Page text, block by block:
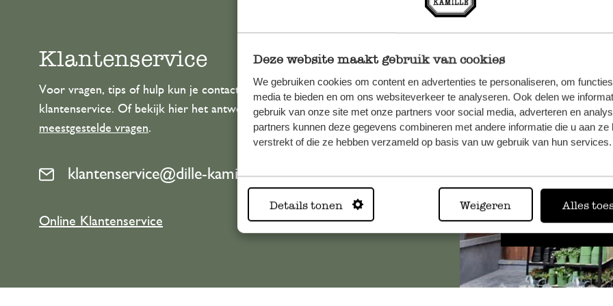
Deze website maakt gebruik van cookies
We gebruiken cookies om content en advertenties te personaliseren, om
media te bieden en om ons websiteverkeer te analyseren. Ook delen we
gebruik van onze site met onze partners voor social media, adverteren en
partners kunnen deze gegevens combineren met andere informatie die u aan ze
verstrekt of die ze hebben verzameld op basis van uw gebruik van hun services.
Details tonen Weigeren Alles
Altijd in
Bekijk alle 62 winkels
Klantenservice
Voor vragen, tips of hulp kun je contact opnemen met onze
klantenservice. Of bekijk hier het antwoord op de
meestgestelde vragen.
klantenservice@dille-kamille.com
Online Klantenservice